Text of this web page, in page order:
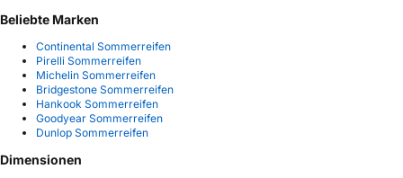
Beliebte Marken
Continental Sommerreifen
Pirelli Sommerreifen
Michelin Sommerreifen
Bridgestone Sommerreifen
Hankook Sommerreifen
Goodyear Sommerreifen
Dunlop Sommerreifen
Dimensionen